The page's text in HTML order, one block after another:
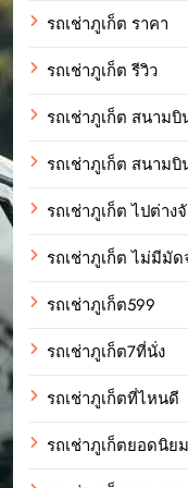
รถเช่าภูเก็ต ราคา
รถเช่าภูเก็ต รีวิว
รถเช่าภูเก็ต สนามบิ
รถเช่าภูเก็ต สนามบิ
รถเช่าภูเก็ต ไปต่าง
รถเช่าภูเก็ต ไม่มีมัด
รถเช่าภูเก็ต599
รถเช่าภูเก็ต7ที่นั่ง
รถเช่าภูเก็ตที่ไหนดี
รถเช่าภูเก็ตยอดนิย